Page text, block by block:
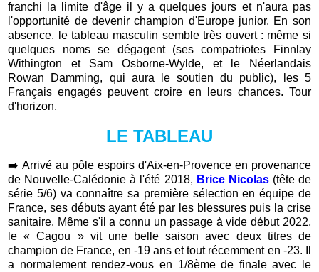
franchi la limite d'âge il y a quelques jours et n'aura pas
l'opportunité de devenir champion d'Europe junior. En son
absence, le tableau masculin semble très ouvert : même si
quelques noms se dégagent (ses compatriotes Finnlay
Withington et Sam Osborne-Wylde, et le Néerlandais
Rowan Damming, qui aura le soutien du public), les 5
Français engagés peuvent croire en leurs chances. Tour
d'horizon.
LE TABLEAU
➡️Arrivé au pôle espoirs d'Aix-en-Provence en provenance
de Nouvelle-Calédonie à l'été 2018, Brice Nicolas (tête de
série 5/6) va connaître sa première sélection en équipe de
France, ses débuts ayant été par les blessures puis la crise
sanitaire. Même s'il a connu un passage à vide début 2022,
le « Cagou » vit une belle saison avec deux titres de
champion de France, en -19 ans et tout récemment en -23. Il
a normalement rendez-vous en 1/8ème de finale avec le